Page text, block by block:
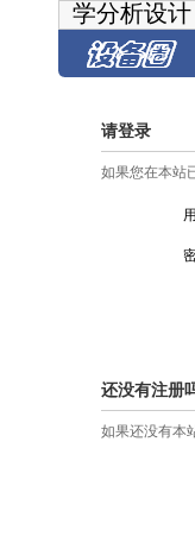
学分析设
请登录
如果您在本站
还没有注册
如果还没有本